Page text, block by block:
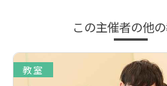
この主催者の他
教室